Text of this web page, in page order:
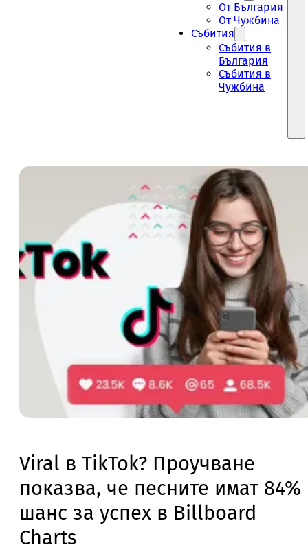
От България
От Чужбина
Събития
Събития в
България
Събития в
Чужбина
Viral в TikTok? Проучване
показва, че песните имат 84%
шанс за успех в Billboard
Charts